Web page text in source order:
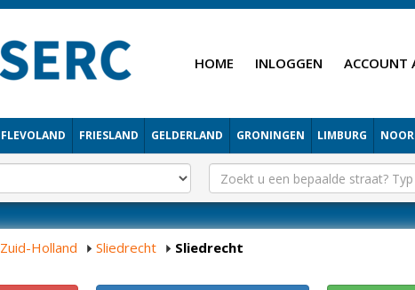
HOME INLOGGEN ACCOUNT
FLEVOLAND FRIESLAND GELDERLAND GRONINGEN LIMBURG
Zuid-Holland Sliedrecht Sliedrecht